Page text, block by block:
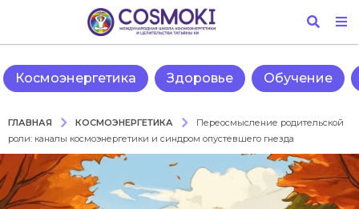
Космоэнергетика Здоровье Обучение
ГЛАВНАЯ КОСМОЭНЕРГЕТИКА
Переосмысление родительской
роли: каналы космоэнергетики и синдром опустевшего гнезда